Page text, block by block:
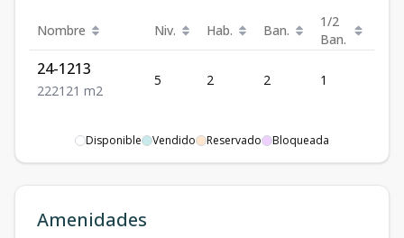
Nombre Niv. Hab. Ban.
1/2
Ban.
24-1213
222121 m2
5 2 2 1
Disponible Vendido Reservado Bloqueada
Amenidades